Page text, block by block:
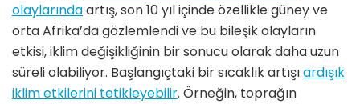
olaylarındaartış, son 10 yıl içinde özellikle güney ve
orta Afrika’da gözlemlendi ve bu bileşik olayların
etkisi, iklim değişikliğinin bir sonucu olarak daha uzun
süreli olabiliyor. Başlangıçtaki bir sıcaklık artışıardışık
iklim etkilerini tetikleyebilir. Örneğin, toprağın